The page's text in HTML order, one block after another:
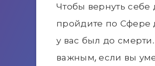
Чтобы вернуть себе
пройдите по Сфере
у вас был до
важным, если вы